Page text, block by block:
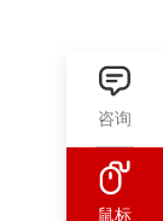
咨询
鼠标